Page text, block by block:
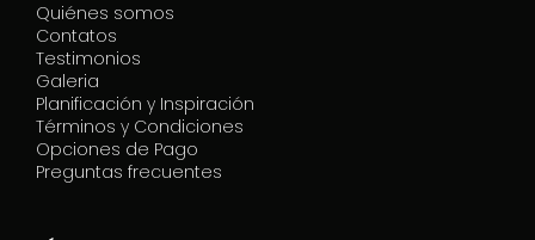
Quiénes somos
Contatos
Testimonios
Galeria
Planificación y Inspiración
Términos y Condiciones
Opciones de Pago
Preguntas frecuentes